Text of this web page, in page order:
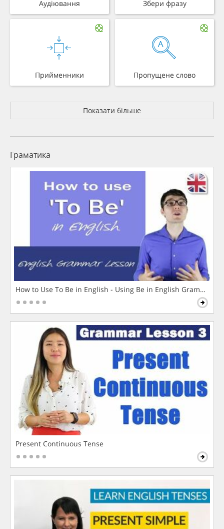
Аудіювання Збери фразу
Прийменники Пропущене слово
Показати більше
Граматика
How to Use To Be in English - Using Be in English Grammar
Present Continuous Tense